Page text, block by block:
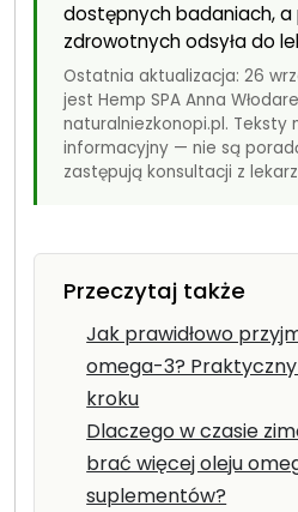
dostępnych badaniach,
zdrowotnych odsyła do
Ostatnia aktualizacja: 26
jest Hemp SPA Anna
naturalniezkonopi.pl. Teksty
informacyjny — nie są
zastępują konsultacji z
Przeczytaj także
Jak prawidłowo
omega-3?
kroku
Dlaczego w czasie
brać więcej oleju
suplementów?